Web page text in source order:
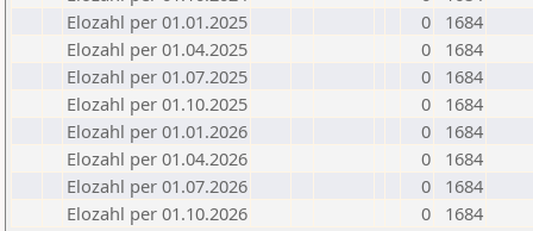
Elozahl per 01.01.2025
0
1684
Elozahl per 01.04.2025
0
1684
Elozahl per 01.07.2025
0
1684
Elozahl per 01.10.2025
0
1684
Elozahl per 01.01.2026
0
1684
Elozahl per 01.04.2026
0
1684
Elozahl per 01.07.2026
0
1684
Elozahl per 01.10.2026
0 1684